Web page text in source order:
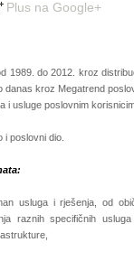
Plus na Google+
1989. do 2012. kroz
danas kroz Megatrend
i usluge poslovnim
i poslovni dio.
usluga i rješenja, od
raznih specifičnih